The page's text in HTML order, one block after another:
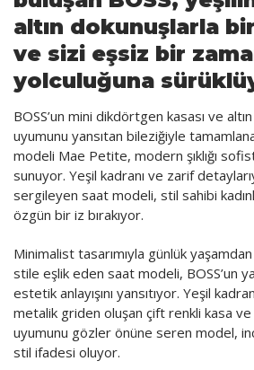
Kültür Sanat
Makale
Organize Perakende
Sağlık
Sosyal Sorumluluk
Sürmanşet
Turizm
Vitrindekiler
Yönetim Danışmanlık
MottoCar
altın dokunuşlarla
ve sizi eşsiz bir
yolculuğuna
BOSS’un mini dikdörtgen kasası ve
uyumunu yansıtan bileziğiyle
modeli Mae Petite, modern şıklığı
sunuyor. Yeşil kadranı ve zarif
sergileyen saat modeli, stil sahibi
özgün bir iz bırakıyor.
Minimalist tasarımıyla günlük
stile eşlik eden saat modeli, BOSS’un
estetik anlayışını yansıtıyor. Yeşil
metalik griden oluşan çift renkli kasa
uyumunu gözler önüne seren model,
stil ifadesi oluyor.